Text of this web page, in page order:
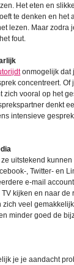
Het eten en
te denken en het
lezen. Maar zodra
fout.
onmogelijk dat
concentreert. Of
zich vooral op het
denkt
intensieve
uitstekend
, Twitter- en
e-mail
kijken en naar
zich veel
minder goed de
je je aandacht